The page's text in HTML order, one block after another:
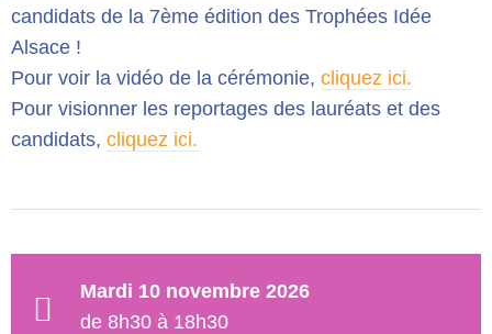
candidats de la 7ème édition des Trophées Idée
Alsace !
Pour voir la vidéo de la cérémonie, cliquez ici.
Pour visionner les reportages des lauréats et des
candidats, cliquez ici.
Mardi 10 novembre 2026
de 8h30 à 18h30